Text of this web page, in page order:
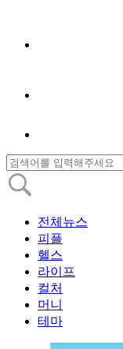
전체뉴스
피플
헬스
라이프
컬처
머니
테마